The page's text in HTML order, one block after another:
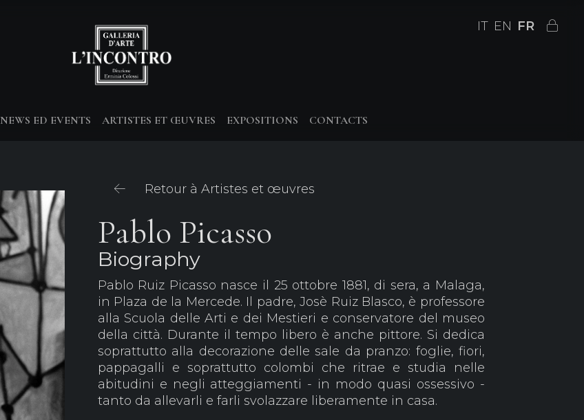
IT EN FR
NEWS ED EVENTS ARTISTES ET ŒUVRES EXPOSITIONS CONTACTS
Retour à Artistes et œuvres
Pablo Picasso
Biography
Pablo Ruiz Picasso nasce il 25 ottobre 1881, di sera, a Malaga,
in Plaza de la Mercede. Il padre, Josè Ruiz Blasco, è professore
alla Scuola delle Arti e dei Mestieri e conservatore del museo
della città. Durante il tempo libero è anche pittore. Si dedica
soprattutto alla decorazione delle sale da pranzo: foglie, fiori,
pappagalli e soprattutto colombi che ritrae e studia nelle
abitudini e negli atteggiamenti - in modo quasi ossessivo -
tanto da allevarli e farli svolazzare liberamente in casa.